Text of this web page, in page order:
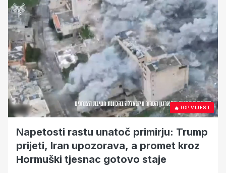
🔥TOP VIJEST
Napetosti rastu unatoč primirju: Trump
prijeti, Iran upozorava, a promet kroz
Hormuški tjesnac gotovo staje